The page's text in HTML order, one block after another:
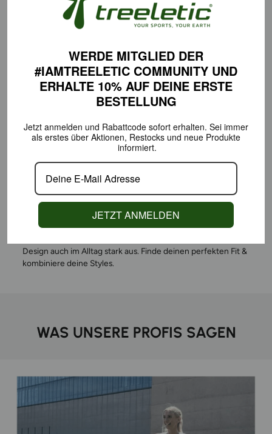
KOMFORT DER JEDE
BEWEGUNG MITMACHT
Ob Yoga, Workout oder Running – unsere Styles bewegen
sich mit dir. Das supersofte Material sitzt wie eine zweite
Design auch im Alltag stark aus. Finde deinen perfekten Fit &
kombiniere deine Styles.
WAS UNSERE PROFIS SAGEN
WERDE MITGLIED DER
#IAMTREELETIC COMMUNITY UND
ERHALTE 10% AUF DEINE ERSTE
BESTELLUNG
Jetzt anmelden und Rabattcode sofort erhalten. Sei immer
als erstes über Aktionen, Restocks und neue Produkte
informiert.
JETZT ANMELDEN